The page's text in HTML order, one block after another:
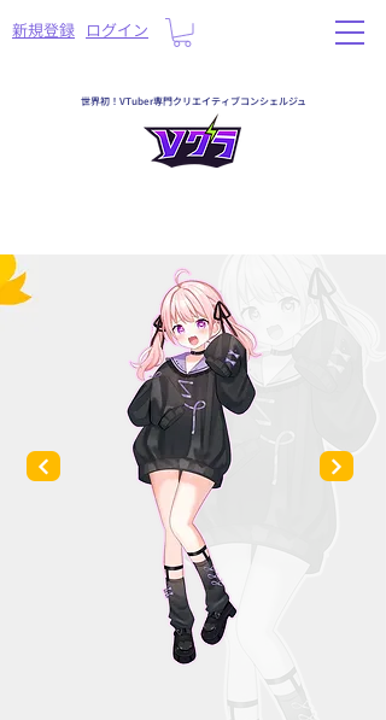
​新規登録 ログイン
世界初！VTuber専門クリエイティブコンシェルジュ